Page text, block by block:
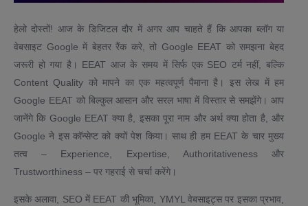
हेलो दोस्तों! आज के डिजिटल दौर में अगर आप चाहते हैं कि आपका ब्लॉग या
वेबसाइट Google में बेहतर रैंक करे, तो Google EEAT को समझना बेहद
जरूरी हो गया है। EEAT आज के समय में सिर्फ एक SEO टर्म नहीं, बल्कि
Content Quality को मापने का एक महत्वपूर्ण पैमाना है। इस लेख में हम
Google EEAT को बिल्कुल आसान और सरल भाषा में विस्तार से समझेंगे। आप
जानेंगे कि Google EEAT क्या है, इसका पूरा नाम और अर्थ क्या होता है, और
Google ने इस कॉन्सेप्ट को क्यों पेश किया। साथ ही हम EEAT के चार मुख्य
तत्व – Experience, Expertise, Authoritativeness और
Trustworthiness – पर गहराई से चर्चा करेंगे।
इसके अलावा, SEO में EEAT की भूमिका, YMYL वेबसाइट्स पर इसका प्रभाव,